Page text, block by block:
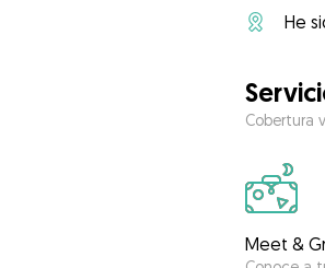
He
Cobertura
Meet &